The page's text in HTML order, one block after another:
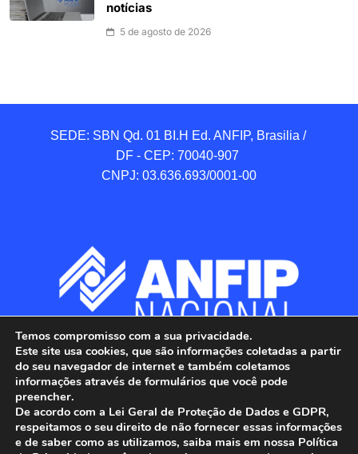
notícias
5 de agosto de 2026
SEDE: SBN Qd. 01 BI.H Ed. ANFIP, Brasilia /
DF - CEP: 70040-907
CNPJ: 03.636.693/0001-00
Temos compromisso com a sua privacidade.
Este site usa cookies, que são informações coletadas a partir
do seu navegador de internet e também coletamos
informações através de formulários que você pode
preencher.
De acordo com a Lei Geral de Proteção de Dados e GDPR,
respeitamos o seu direito de não fornecer essas informações
e de saber como as utilizamos, saiba mais em nossa Política